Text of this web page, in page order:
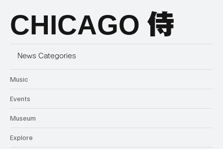
CHICAGO 侍
News Categories
Music
Events
Museum
Explore